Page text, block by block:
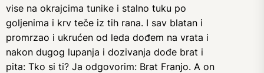
vise na okrajcima tunike i stalno tuku po
goljenima i krv teče iz tih rana. I sav blatan i
promrzao i ukrućen od leda dođem na vrata i
nakon dugog lupanja i dozivanja dođe brat i
pita: Tko si ti? Ja odgovorim: Brat Franjo. A on